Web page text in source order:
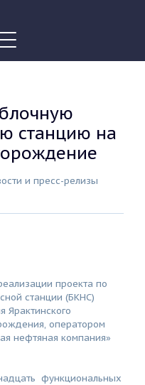
станцию на
и пресс-релизы
проекта по
станции (БКНС)
Ярактинского
оператором
нефтяная компания»
функциональных